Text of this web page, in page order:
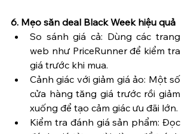
6. Mẹo săn deal Black Week hiệu quả
So sánh giá cả: Dùng các trang
web như PriceRunner để kiểm tra
giá trước khi mua.
Cảnh giác với giảm giá ảo: Một số
cửa hàng tăng giá trước rồi giảm
xuống để tạo cảm giác ưu đãi lớn.
Kiểm tra đánh giá sản phẩm: Đọc